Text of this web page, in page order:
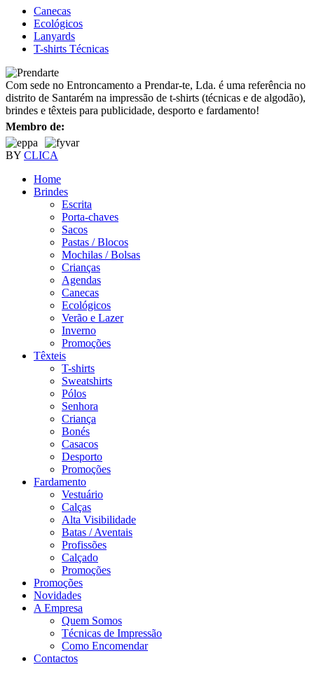
Canecas
Ecológicos
Lanyards
T-shirts Técnicas
Com sede no Entroncamento a Prendar-te, Lda. é uma referência no
distrito de Santarém na impressão de t-shirts (técnicas e de algodão),
brindes e têxteis para publicidade, desporto e fardamento!
Membro de:
BY CLICA
Home
Brindes
Escrita
Porta-chaves
Sacos
Pastas / Blocos
Mochilas / Bolsas
Crianças
Agendas
Canecas
Ecológicos
Verão e Lazer
Inverno
Promoções
Têxteis
T-shirts
Sweatshirts
Pólos
Senhora
Criança
Bonés
Casacos
Desporto
Promoções
Fardamento
Vestuário
Calças
Alta Visibilidade
Batas / Aventais
Profissões
Calçado
Promoções
Promoções
Novidades
A Empresa
Quem Somos
Técnicas de Impressão
Como Encomendar
Contactos